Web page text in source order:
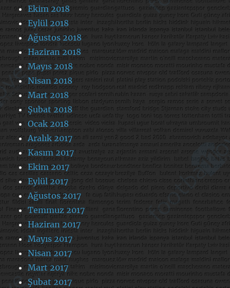
Ekim 2018
Eylül 2018
Ağustos 2018
Haziran 2018
Mayıs 2018
Nisan 2018
Mart 2018
Şubat 2018
Ocak 2018
Aralık 2017
Kasım 2017
Ekim 2017
Eylül 2017
Ağustos 2017
Temmuz 2017
Haziran 2017
Mayıs 2017
Nisan 2017
Mart 2017
Şubat 2017